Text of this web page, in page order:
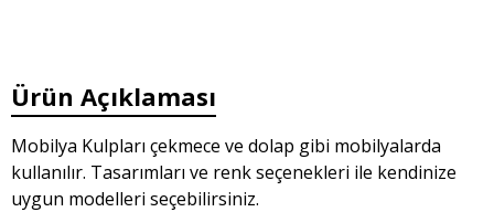
Ürün Açıklaması
Mobilya Kulpları çekmece ve dolap gibi mobilyalarda
kullanılır. Tasarımları ve renk seçenekleri ile kendinize
uygun modelleri seçebilirsiniz.